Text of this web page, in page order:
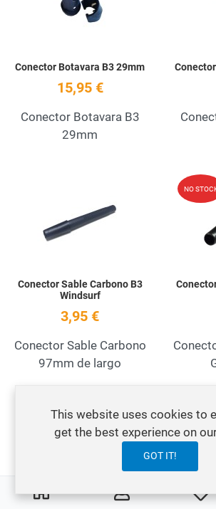
Conector Botavara B3 29mm
15,95 €
Conector Botavara B3
29mm
Add to
Conector Sable Carbono B3
Windsurf
3,95 €
Conector Sable Carbono
97mm de largo
NO
NO STOCK Add to
Quick View
NO
This website uses cookies to
get the best experience on
GOT IT!